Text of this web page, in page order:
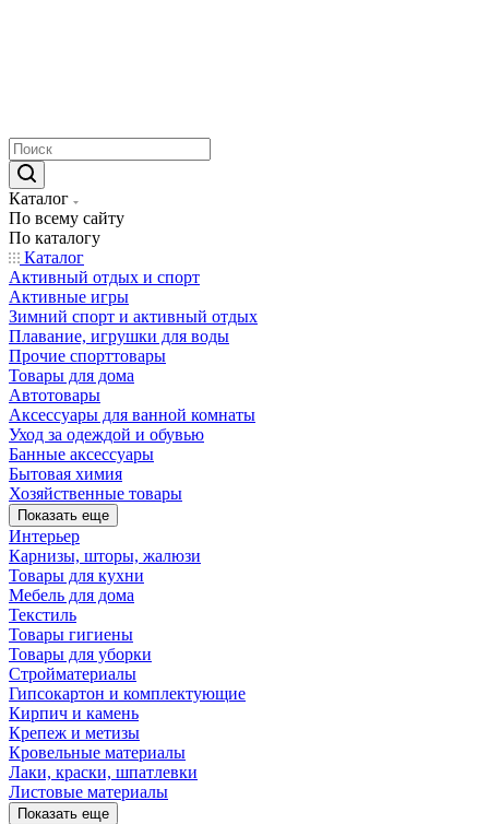
Каталог
По всему сайту
По каталогу
Каталог
Активный отдых и спорт
Активные игры
Зимний спорт и активный отдых
Плавание, игрушки для воды
Прочие спорттовары
Товары для дома
Автотовары
Аксессуары для ванной комнаты
Уход за одеждой и обувью
Банные аксессуары
Бытовая химия
Хозяйственные товары
Показать еще
Интерьер
Карнизы, шторы, жалюзи
Товары для кухни
Мебель для дома
Текстиль
Товары гигиены
Товары для уборки
Стройматериалы
Гипсокартон и комплектующие
Кирпич и камень
Крепеж и метизы
Кровельные материалы
Лаки, краски, шпатлевки
Листовые материалы
Показать еще